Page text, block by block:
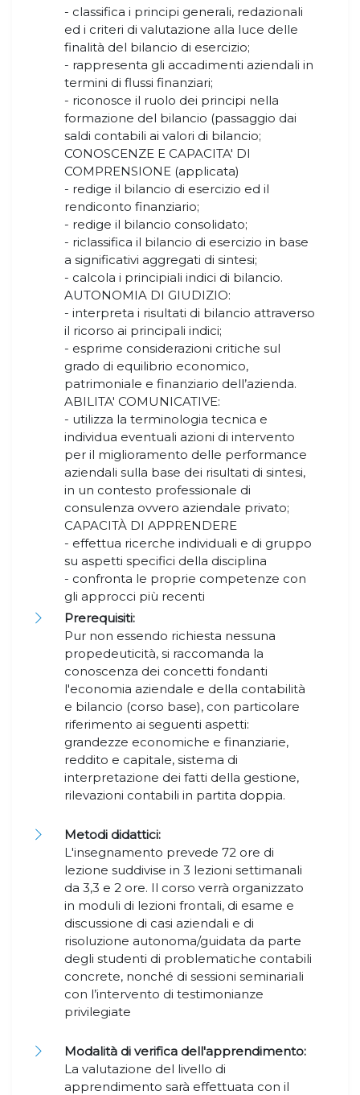
- classifica i principi generali, redazionali
ed i criteri di valutazione alla luce delle
finalità del bilancio di esercizio;
- rappresenta gli accadimenti aziendali in
termini di flussi finanziari;
- riconosce il ruolo dei principi nella
formazione del bilancio (passaggio dai
saldi contabili ai valori di bilancio;
CONOSCENZE E CAPACITA' DI
COMPRENSIONE (applicata)
- redige il bilancio di esercizio ed il
rendiconto finanziario;
- redige il bilancio consolidato;
- riclassifica il bilancio di esercizio in base
a significativi aggregati di sintesi;
- calcola i principiali indici di bilancio.
AUTONOMIA DI GIUDIZIO:
- interpreta i risultati di bilancio attraverso
il ricorso ai principali indici;
- esprime considerazioni critiche sul
grado di equilibrio economico,
patrimoniale e finanziario dell’azienda.
ABILITA' COMUNICATIVE:
- utilizza la terminologia tecnica e
individua eventuali azioni di intervento
per il miglioramento delle performance
aziendali sulla base dei risultati di sintesi,
in un contesto professionale di
consulenza ovvero aziendale privato;
CAPACITÀ DI APPRENDERE
- effettua ricerche individuali e di gruppo
su aspetti specifici della disciplina
- confronta le proprie competenze con
gli approcci più recenti
Prerequisiti:
Pur non essendo richiesta nessuna
propedeuticità, si raccomanda la
conoscenza dei concetti fondanti
l'economia aziendale e della contabilità
e bilancio (corso base), con particolare
riferimento ai seguenti aspetti:
grandezze economiche e finanziarie,
reddito e capitale, sistema di
interpretazione dei fatti della gestione,
rilevazioni contabili in partita doppia.
Metodi didattici:
L'insegnamento prevede 72 ore di
lezione suddivise in 3 lezioni settimanali
da 3,3 e 2 ore. Il corso verrà organizzato
in moduli di lezioni frontali, di esame e
discussione di casi aziendali e di
risoluzione autonoma/guidata da parte
degli studenti di problematiche contabili
concrete, nonché di sessioni seminariali
con l’intervento di testimonianze
privilegiate
Modalità di verifica dell'apprendimento:
La valutazione del livello di
apprendimento sarà effettuata con il